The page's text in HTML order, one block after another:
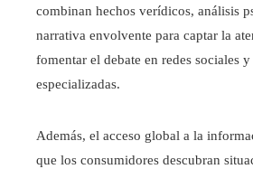
combinan hechos verídicos, análisis
narrativa envolvente para captar la
fomentar el debate en redes sociales
especializadas.
Además, el acceso global a la
que los consumidores descubran